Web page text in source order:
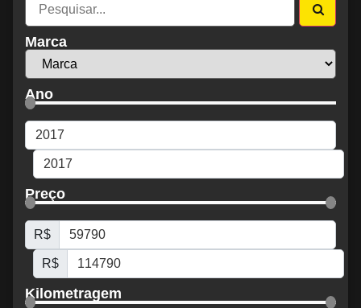
Marca
Ano
Preço
R$
R$
Kilometragem